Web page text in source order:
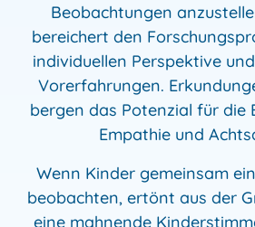
Beobachtungen
bereichert den
individuellen Perspektive
Vorerfahrungen.
bergen das Potenzial für die
Empathie und
Wenn Kinder gemeinsam
beobachten, ertönt aus der
eine mahnende